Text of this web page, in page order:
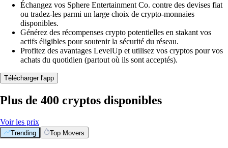
Échangez vos Sphere Entertainment Co. contre des devises fiat
ou tradez-les parmi un large choix de crypto-monnaies
disponibles.
Générez des récompenses crypto potentielles en stakant vos
actifs éligibles pour soutenir la sécurité du réseau.
Profitez des avantages LevelUp et utilisez vos cryptos pour vos
achats du quotidien (partout où ils sont acceptés).
Télécharger l'app
Plus de 400 cryptos disponibles
Voir les prix
Trending Top Movers